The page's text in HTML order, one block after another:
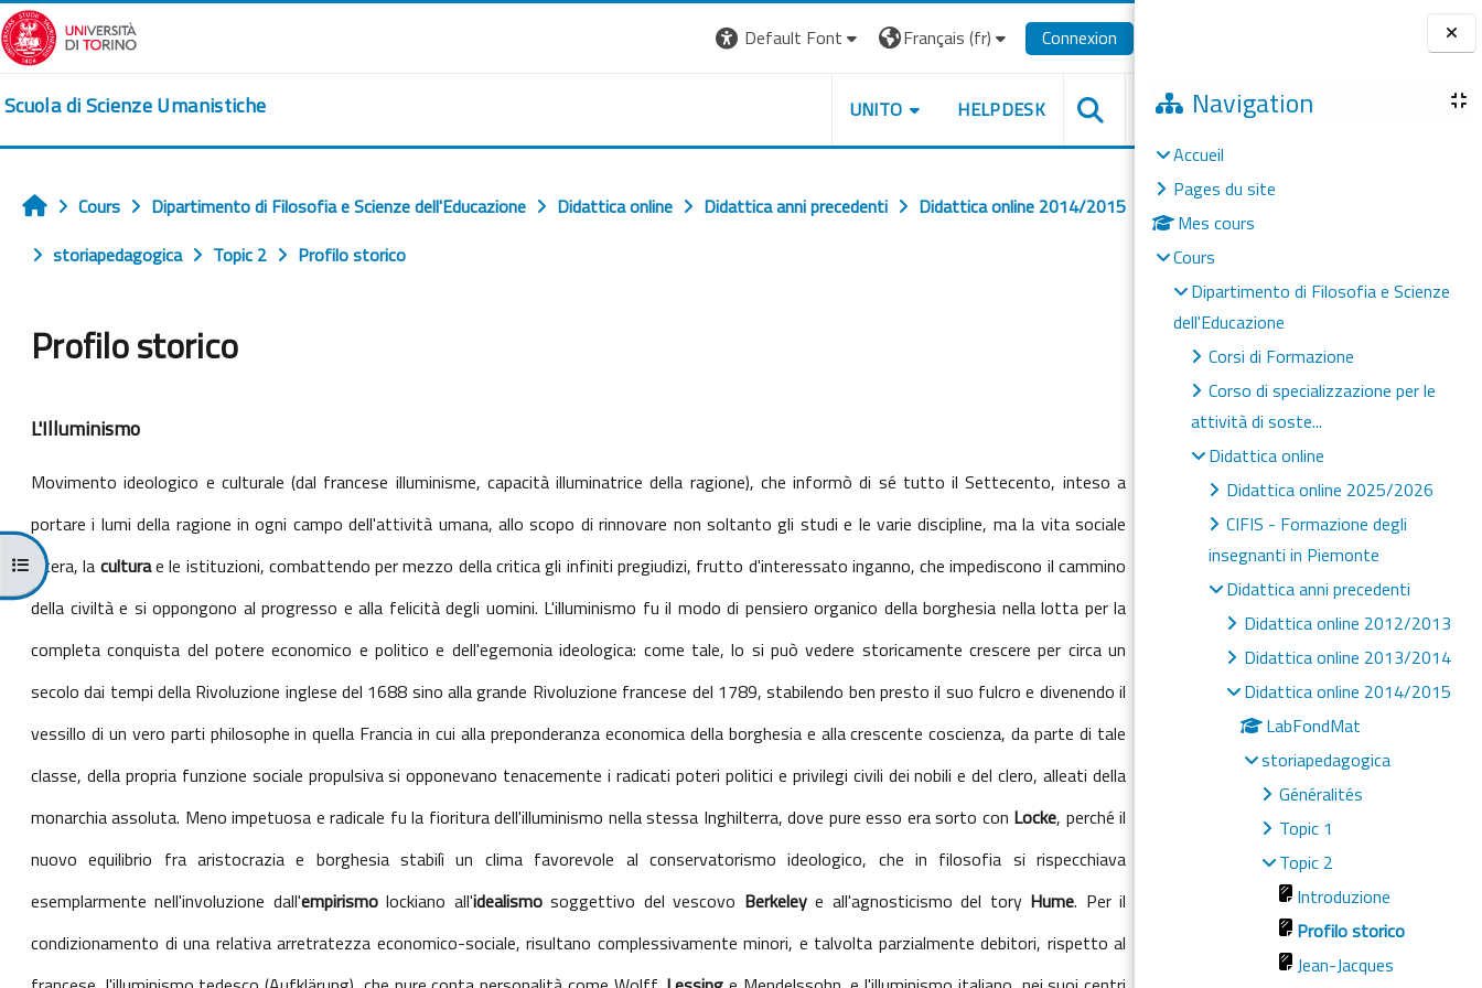
Passer au contenu principal
BlocsNavigation
Accueil
Pages du site
Mes cours
Cours
Dipartimento di Filosofia e Scienze
dell'Educazione
Corsi di Formazione
Corso di specializzazione per le
attività di soste...
Didattica online
Didattica online 2025/2026
CIFIS - Formazione degli
insegnanti in Piemonte
Didattica anni precedenti
Didattica online 2012/2013
Didattica online 2013/2014
Didattica online 2014/2015
LabFondMat
storiapedagogica
Généralités
Topic 1
Topic 2
Introduzione
Profilo storico
Jean-Jacques
Default Font Français ‎(fr)‎ Connexion
Scuola di Scienze Umanistiche UNITO HELPDESK
Ouvrir l’index du cours
Accueil
Cours Dipartimento di Filosofia e Scienze dell'Educazione Didattica online Didattica anni precedenti
Didattica online 2014/2015
storiapedagogica
Topic 2 Profilo storico
Profilo storico
L'Illuminismo
Movimento ideologico e culturale (dal francese illuminisme, capacità illuminatrice della ragione), che informò di sé tutto il Settecento, inteso a
portare i lumi della ragione in ogni campo dell'attività umana, allo scopo di rinnovare non soltanto gli studi e le varie discipline, ma la vita sociale
intera, la culturae le istituzioni, combattendo per mezzo della critica gli infiniti pregiudizi, frutto d'interessato inganno, che impediscono il cammino
della civiltà e si oppongono al progresso e alla felicità degli uomini. L'illuminismo fu il modo di pensiero organico della borghesia nella lotta per la
completa conquista del potere economico e politico e dell'egemonia ideologica: come tale, lo si può vedere storicamente crescere per circa un
secolo dai tempi della Rivoluzione inglese del 1688 sino alla grande Rivoluzione francese del 1789, stabilendo ben presto il suo fulcro e divenendo il
vessillo di un vero parti philosophe in quella Francia in cui alla preponderanza economica della borghesia e alla crescente coscienza, da parte di tale
classe, della propria funzione sociale propulsiva si opponevano tenacemente i radicati poteri politici e privilegi civili dei nobili e del clero, alleati della
monarchia assoluta. Meno impetuosa e radicale fu la fioritura dell'illuminismo nella stessa Inghilterra, dove pure esso era sorto con Locke, perché il
nuovo equilibrio fra aristocrazia e borghesia stabilì un clima favorevole al conservatorismo ideologico, che in filosofia si rispecchiava
esemplarmente nell'involuzione dall'empirismolockiano all'idealismosoggettivo del vescovo Berkeleye all'agnosticismo del tory Hume. Per il
condizionamento di una relativa arretratezza economico-sociale, risultano complessivamente minori, e talvolta parzialmente debitori, rispetto al